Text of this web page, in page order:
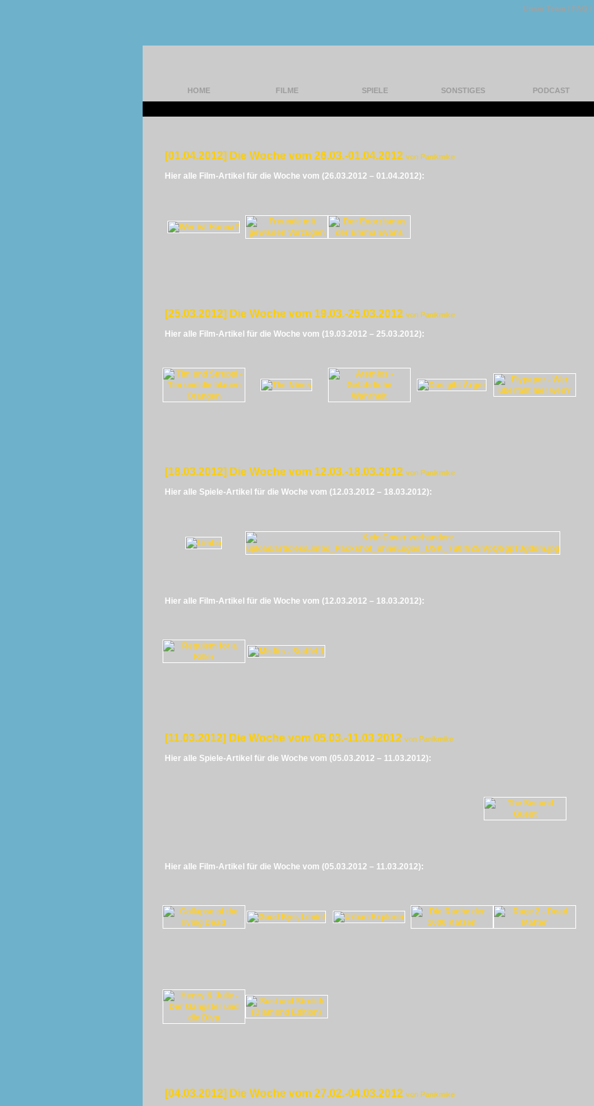
Unser Team | FAQ |
HOME FILME SPIELE SONSTIGES PODCAST
[01.04.2012] Die Woche vom 26.03.-01.04.2012 von Panikmike
Hier alle Film-Artikel für die Woche vom (26.03.2012 – 01.04.2012):
[25.03.2012] Die Woche vom 19.03.-25.03.2012 von Panikmike
Hier alle Film-Artikel für die Woche vom (19.03.2012 – 25.03.2012):
[18.03.2012] Die Woche vom 12.03.-18.03.2012 von Panikmike
Hier alle Spiele-Artikel für die Woche vom (12.03.2012 – 18.03.2012):
Hier alle Film-Artikel für die Woche vom (12.03.2012 – 18.03.2012):
[11.03.2012] Die Woche vom 05.03.-11.03.2012 von Panikmike
Hier alle Spiele-Artikel für die Woche vom (05.03.2012 – 11.03.2012):
Hier alle Film-Artikel für die Woche vom (05.03.2012 – 11.03.2012):
[04.03.2012] Die Woche vom 27.02.-04.03.2012 von Panikmike